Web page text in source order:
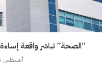
“الصحة” تباشر واقعة
أغسطس 6, 2026